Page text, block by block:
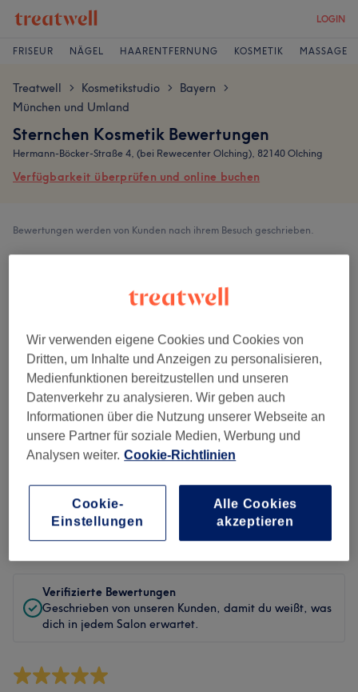
LOGIN
FRISEUR NÄGEL HAARENTFERNUNG KOSMETIK MASSAGE
Treatwell > Kosmetikstudio > Bayern >
München und Umland
Sternchen Kosmetik Bewertungen
Hermann-Böcker-Straße 4, (bei Rewecenter Olching), 82140 Olching
Verfügbarkeit überprüfen und online buchen
Bewertungen werden von Kunden nach ihrem Besuch geschrieben.
Ambiente
Sauberkeit
Service
Bewertung Nach Sternen filtern
Verifizierte Bewertungen
Geschrieben von unseren Kunden, damit du weißt, was
dich in jedem Salon erwartet.
Wir verwenden eigene Cookies und Cookies von
Dritten, um Inhalte und Anzeigen zu personalisieren,
Medienfunktionen bereitzustellen und unseren
Datenverkehr zu analysieren. Wir geben auch
Informationen über die Nutzung unserer Webseite an
unsere Partner für soziale Medien, Werbung und
Analysen weiter. Cookie-Richtlinien
Cookie-
Einstellungen
Alle Cookies
akzeptieren